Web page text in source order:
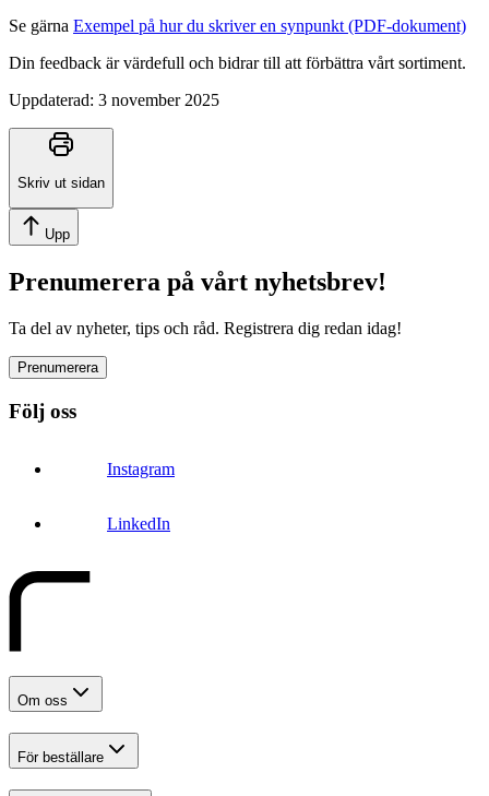
Se gärna Exempel på hur du skriver en synpunkt (PDF-dokument)
Din feedback är värdefull och bidrar till att förbättra vårt sortiment.
Uppdaterad: 3 november 2025
Skriv ut sidan
Upp
Prenumerera på vårt nyhetsbrev!
Ta del av nyheter, tips och råd. Registrera dig redan idag!
Prenumerera
Följ oss
Instagram
LinkedIn
Om oss
För beställare